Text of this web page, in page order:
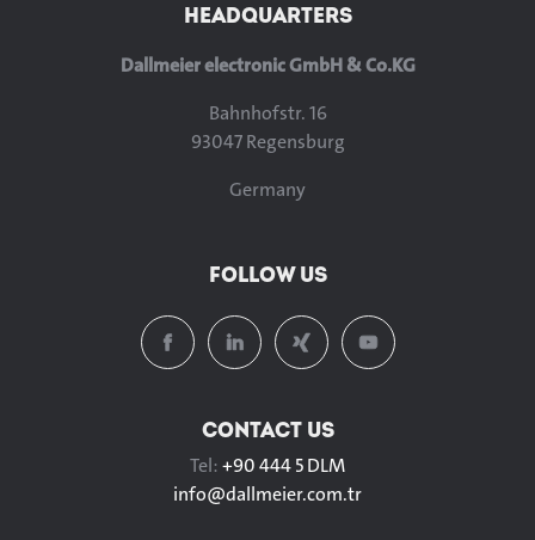
HEADQUARTERS
Dallmeier electronic GmbH & Co.KG
Bahnhofstr. 16
93047 Regensburg
Germany
FOLLOW US
CONTACT US
Tel:+90 444 5 DLM
info@dallmeier.com.tr